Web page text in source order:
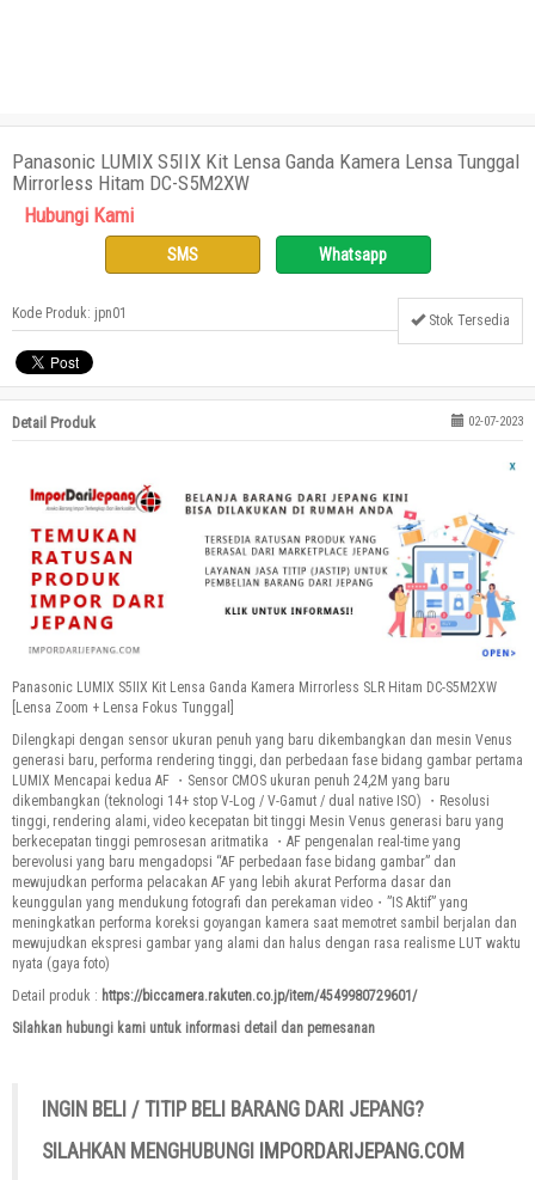
Panasonic LUMIX S5IIX Kit Lensa Ganda Kamera Lensa Tunggal
Mirrorless Hitam DC-S5M2XW
Hubungi Kami
SMS Whatsapp
Kode Produk: jpn01 Stok Tersedia
Detail Produk 02-07-2023
Panasonic LUMIX S5IIX Kit Lensa Ganda Kamera Mirrorless SLR Hitam DC-S5M2XW
[Lensa Zoom + Lensa Fokus Tunggal]
Dilengkapi dengan sensor ukuran penuh yang baru dikembangkan dan mesin Venus
generasi baru, performa rendering tinggi, dan perbedaan fase bidang gambar pertama
LUMIX Mencapai kedua AF ・Sensor CMOS ukuran penuh 24,2M yang baru
dikembangkan (teknologi 14+ stop V-Log / V-Gamut / dual native ISO) ・Resolusi
tinggi, rendering alami, video kecepatan bit tinggi Mesin Venus generasi baru yang
berkecepatan tinggi pemrosesan aritmatika ・AF pengenalan real-time yang
berevolusi yang baru mengadopsi “AF perbedaan fase bidang gambar” dan
mewujudkan performa pelacakan AF yang lebih akurat Performa dasar dan
keunggulan yang mendukung fotografi dan perekaman video・”IS Aktif” yang
meningkatkan performa koreksi goyangan kamera saat memotret sambil berjalan dan
mewujudkan ekspresi gambar yang alami dan halus dengan rasa realisme LUT waktu
nyata (gaya foto)
Detail produk : https://biccamera.rakuten.co.jp/item/4549980729601/
Silahkan hubungi kami untuk informasi detail dan pemesanan
INGIN BELI / TITIP BELI BARANG DARI JEPANG?
SILAHKAN MENGHUBUNGI
IMPORDARIJEPANG.COM